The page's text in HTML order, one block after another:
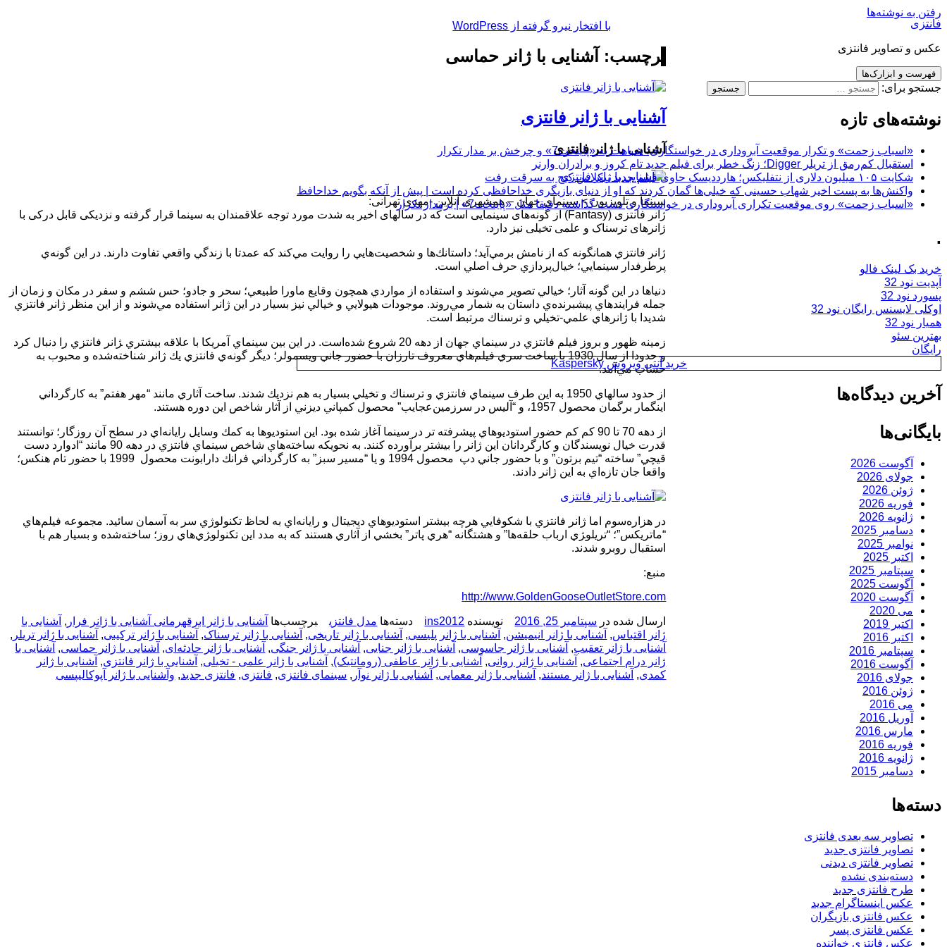
رفتن به نوشته‌ها
فانتزی
عکس و تصاویر فانتزی
فهرست و ابزارک‌ها
جستجو برای:
نوشته‌های تازه
«اسباب زحمت» و تکرار موقعیت آبروداری در خواستگاری؛ شباهت به «پایتخت7» و چرخش بر مدار تکرار
استقبال کم‌رمق از تریلر Digger؛ زنگ خطر برای فیلم جدید تام کروز و برادران وارنر
شکایت ۱۰۵ میلیون دلاری از نتفلیکس؛ هارددیسک حاوی فیلم جدید نیکلاس کیج به سرقت رفت
واکنش‌ها به پست اخیر شهاب حسینی که خیلی‌ها گمان کردند که او از دنیای بازیگری خداحافظی کرده است | پیش از آنکه بگویم خداحافظ
«اسباب زحمت» روی موقعیت تکراری آبروداری در خواستگاری دست گذاشته دقیقا مثل «پایتخت7» | برمدار تکرار
.
خرید بک لینک فالو
آپدیت نود 32
پسورد نود 32
اوکلی لایسنس رایگان نود 32
همیار نود 32
بهترین سئو
رایگان
خرید آنتی ویروس Kaspersky
آخرین دیدگاه‌ها
بایگانی‌ها
آگوست 2026
جولای 2026
ژوئن 2026
فوریه 2026
ژانویه 2026
دسامبر 2025
نوامبر 2025
اکتبر 2025
سپتامبر 2025
آگوست 2025
آگوست 2020
می 2020
اکتبر 2019
اکتبر 2016
سپتامبر 2016
آگوست 2016
جولای 2016
ژوئن 2016
می 2016
آوریل 2016
مارس 2016
فوریه 2016
ژانویه 2016
دسامبر 2015
دسته‌ها
تصاویر سه بعدی فانتزی
تصاویر فانتزی جدید
تصاویر فانتزی دیدنی
دسته‌بندی نشده
طرح فانتزی جدید
عکس اینستاگرام جدید
عکس فانتزی بازیگران
عکس فانتزی پسر
عکس فانتزی خواننده
برچسب: آشنایی با ژانر حماسی
آشنایی با ژانر فانتزی
آشنایی با ژانر فانتزی
سینما و تلویزیون > سینمای‌ جهان – همشهری آنلاین -مهدی تهرانی:
ژانر فانتزی (Fantasy) از گونه‌های سینمایی است که در سالهای اخیر به شدت مورد توجه علاقمندان به سینما قرار گرفته و نزدیکی قابل درکی با
ژانرهای ترسناک و علمی تخیلی نیز دارد.
ژانر فانتزي همانگونه كه از نامش برمي‌آيد؛ داستانك‌ها و شخصيت‌هايي را روايت مي‌كند كه عمدتا با زندگي واقعي تفاوت دارند. در اين گونه‌ي
پرطرفدار سينمايي؛ خيال‌پردازي حرف اصلي است.
دنياها در اين گونه آثار؛ خيالي تصوير مي‌شوند و استفاده از مواردي همچون وقايع ماورا طبيعي؛ سحر و جادو؛ حس ششم و سفر در مكان و زمان از
جمله فرايندهاي پيشبرنده‌ي داستان به شمار مي‌روند. موجودات هيولايي و خيالي نيز بسيار در اين ژانر استفاده مي‌شوند و از اين منظر ژانر فانتزي
شديدا با ژانرهاي علمي-تخيلي و ترسناك مرتبط است.
زمينه ظهور و بروز فيلم فانتزي در سينماي جهان از دهه 20 شروع شده‌است. در اين بين سينماي آمريكا با علاقه بيشتري ‍ژانر فانتزي را دنبال كرد
و حدودا از سال 1930 با ساخت سري فيلم‌هاي معروف تارزان با حضور جاني ويسمولر؛ ديگر گونه‌ي فانتزي يك ژانر شناخته‌شده و محبوب به
حساب مي‌آمد.
از حدود سالهاي 1950 به اين طرف سينماي فانتزي و ترسناك و تخيلي بسيار به هم نزديك شدند. ساخت آثاري مانند “مهر هفتم” به كارگرداني
اينگمار برگمان محصول 1957، و “آليس در سرزمين‌عجايب” محصول كمپاني ديزني از آثار شاخص اين دوره هستند.
از دهه 70 تا 90 كم كم حضور استوديوهاي پيشرفته تر در سينما آغاز شده بود. اين استوديوها به كمك وسايل رايانه‌اي در سطح آن روزگار؛ توانستند
قدرت خيال نويسندگان و كارگردانان اين ژانر را بيشتر برآورده كنند. به نحويكه ساخته‌هاي شاخص سينماي فانتزي در دهه 90 مانند “ادوارد دست
قيچي” ساخته “تيم برتون” و با حضور جاني دپ محصول 1994 و يا “مسير سبز” به كارگرداني فرانك دارابونت محصول 1999 با حضور تام هنكس؛
واقعا جان تازه‌اي به اين ژانر دادند.
در هزاره‌سوم اما ژانر فانتزي با شكوفايي هرچه بيشتر استوديوهاي ديجيتال و رايانه‌اي به لحاظ تكنولوژي سر به آسمان سائيد. مجموعه فيلم‌هاي
“ماتريكس”؛ “تريلو‍ژي ارباب حلقه‌ها” و هشتگانه “هري پاتر” بخشي از آثاري هستند كه به مدد اين تكنولو‍ژي‌هاي روز؛ ساخته‌شده و بسيار هم با
استقبال روبرو شدند.
منبع:
http://www.GoldenGooseOutletStore.com
ارسال شده در سپتامبر 25, 2016 نویسنده ins2012 دسته‌ها مدل فانتزی برچسب‌ها آشنایی با ژانر ابرقهرمانی آشنایی با ژانر فرار , آشنایی با
ژانر اقتباس, آشنایی با ژانر انیمیشن, آشنایی با ژانر پلیسی, آشنایی با ژانر تاریخی, آشنایی با ژانر ترسناک, آشنایی با ژانر ترکیبی, آشنایی با ژانر تریلر ,
آشنایی با ژانر تعقیب, آشنایی با ژانر جاسوسی, آشنایی با ژانر جنایی, آشنایی با ژانر جنگی, آشنایی با ژانر حادثه‌ای, آشنایی با ژانر حماسی, آشنایی با
ژانر درام اجتماعی, آشنایی با ژانر روانی, آشنایی با ژانر عاطفی (رومانتیک), آشنایی با ژانر علمی - تخیلی, آشنایی با ژانر فانتزی, آشنایی با ژانر
کمدی, آشنایی با ژانر مستند, آشنایی با ژانر معمایی, آشنایی با ژانر نوآر , سینمای فانتزی, فانتزی, فانتزی جدید, وآشنایی با ژانر آپوکالیپسی
با افتخار نیرو گرفته از WordPress